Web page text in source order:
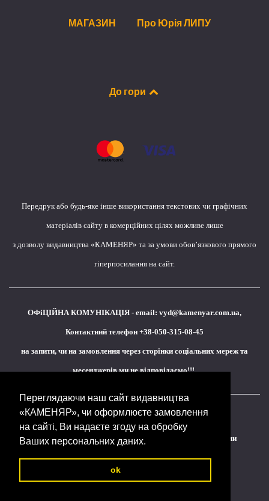
Переглядаючи наш сайт видавництва
«КАМЕНЯР», чи оформлюєте замовлення
на сайті, Ви надаєте згоду на обробку
Ваших персональних даних.
ok
МАГАЗИН Про Юрія ЛИПУ
До гори
Передрук або будь-яке інше використання текстових чи графічних
матеріалів сайту в комерційних цілях можливе лише
з дозволу видавництва «КАМЕНЯР» та за умови обов’язкового прямого
гіперпосилання на сайт.
ОФіЦІЙНА КОМУНІКАЦІЯ - email: vyd@kamenyar.com.ua,
Контактний телефон +38-050-315-08-45
на запити, чи на замовлення через сторінки соціальних мереж та
месенджерів ми не відповідаємо!!!
Кожне наше видання - це внесок у спротив,
у збереження ідентичності та неминучу перемогу України
(видавництво «КАМЕНЯР»)